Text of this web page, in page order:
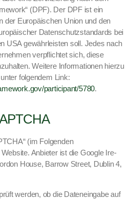
(DPF). Der DPF ist ein
der Europäis­chen Union und den
Daten­schutz­s­tan­dards bei
USA gewährleis­ten soll. Jedes nach
verpflichtet sich, diese
Weit­ere Infor­ma­tio­nen hierzu
fol­gen­dem Link:
participant/5780.
(im Fol­gen­den
Anbi­eter ist die Google Ire­
House, Bar­row Street, Dublin 4,
wer­den, ob die Dateneingabe auf